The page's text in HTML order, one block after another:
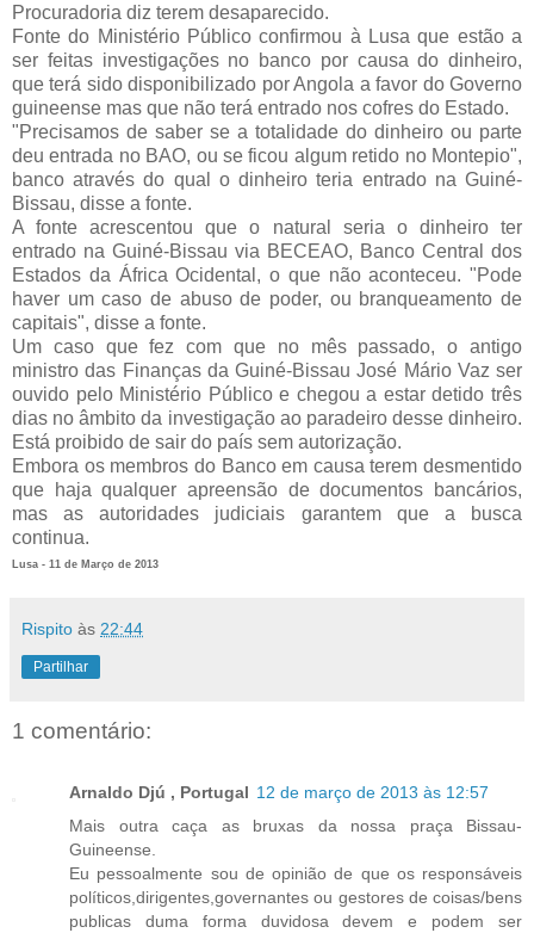
Procuradoria diz terem desaparecido.
Fonte do Ministério Público confirmou à Lusa que estão a
ser feitas investigações no banco por causa do dinheiro,
que terá sido disponibilizado por Angola a favor do Governo
guineense mas que não terá entrado nos cofres do Estado.
"Precisamos de saber se a totalidade do dinheiro ou parte
deu entrada no BAO, ou se ficou algum retido no Montepio",
banco através do qual o dinheiro teria entrado na Guiné-
Bissau, disse a fonte.
A fonte acrescentou que o natural seria o dinheiro ter
entrado na Guiné-Bissau via BECEAO, Banco Central dos
Estados da África Ocidental, o que não aconteceu. "Pode
haver um caso de abuso de poder, ou branqueamento de
capitais", disse a fonte.
Um caso que fez com que no mês passado, o antigo
ministro das Finanças da Guiné-Bissau José Mário Vaz ser
ouvido pelo Ministério Público e chegou a estar detido três
dias no âmbito da investigação ao paradeiro desse dinheiro.
Está proibido de sair do país sem autorização.
Embora os membros do Banco em causa terem desmentido
que haja qualquer apreensão de documentos bancários,
mas as autoridades judiciais garantem que a busca
continua.
Lusa - 11 de Março de 2013
Rispito às 22:44
Partilhar
1 comentário:
Arnaldo Djú , Portugal 12 de março de 2013 às 12:57
Mais outra caça as bruxas da nossa praça Bissau-
Guineense.
Eu pessoalmente sou de opinião de que os responsáveis
políticos,dirigentes,governantes ou gestores de coisas/bens
publicas duma forma duvidosa devem e podem ser